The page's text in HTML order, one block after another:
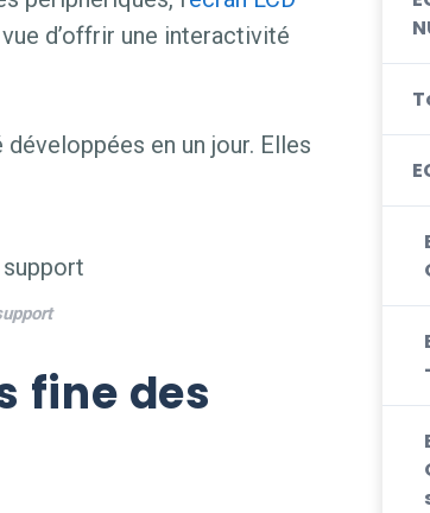
d’offrir une interactivité
en un jour. Elles
fine des